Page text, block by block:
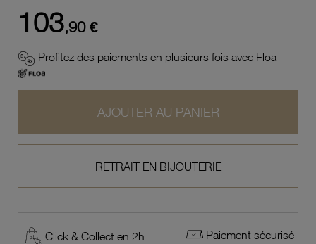
103,90 €
Profitez des paiements en plusieurs fois avec Floa
AJOUTER AU PANIER
RETRAIT EN BIJOUTERIE
Click & Collect en 2h Paiement sécurisé